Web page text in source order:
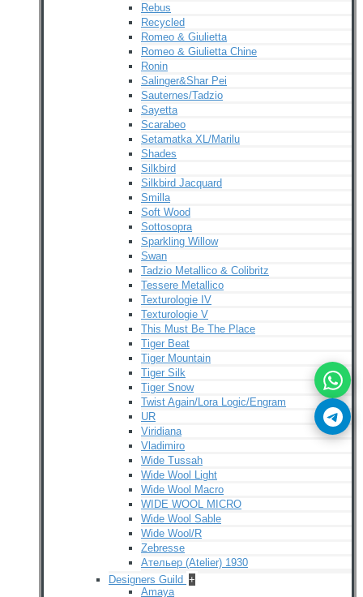
Rebus
Recycled
Romeo & Giulietta
Romeo & Giulietta Chine
Ronin
Salinger&Shar Pei
Sauternes/Tadzio
Sayetta
Scarabeo
Setamatka XL/Marilu
Shades
Silkbird
Silkbird Jacquard
Smilla
Soft Wood
Sottosopra
Sparkling Willow
Swan
Tadzio Metallico & Colibritz
Tessere Metallico
Texturologie IV
Texturologie V
This Must Be The Place
Tiger Beat
Tiger Mountain
Tiger Silk
Tiger Snow
Twist Again/Lora Logic/Engram
UR
Viridiana
Vladimiro
Wide Tussah
Wide Wool Light
Wide Wool Macro
WIDE WOOL MICRO
Wide Wool Sable
Wide Wool/R
Zebresse
Ательер (Atelier) 1930
Designers Guild +
Amaya